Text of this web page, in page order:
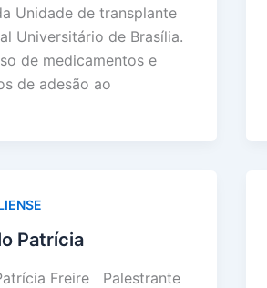
Unidade de transplante
Universitário de Brasília.
de medicamentos e
de adesão ao
Patrícia
Freire Palestrante